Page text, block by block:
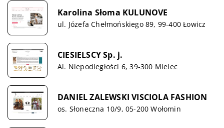
Karolina Słoma KULUNOVE
ul. Józefa Chełmońskiego 89, 99-400 Łowicz
CIESIELSCY Sp. j.
Al. Niepodległości 6, 39-300 Mielec
DANIEL ZALEWSKI VISCIOLA FASHION
os. Słoneczna 10/9, 05-200 Wołomin